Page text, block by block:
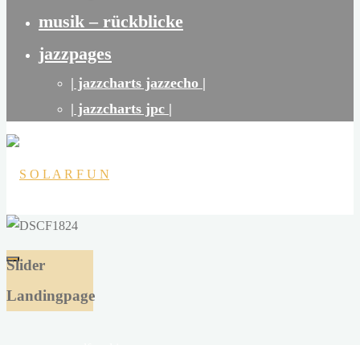
musik – rückblicke
jazzpages
| jazzcharts jazzecho |
| jazzcharts jpc |
S
O
L
Slider
Landingpage